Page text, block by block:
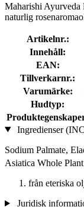
Maharishi Ayurveda
naturlig
Artikelnr.:
Innehåll:
EAN:
Tillverkarnr.:
Varumärke:
Hudtyp:
Ingredienser
Sodium Palmate,
Asiatica Whole
från eteriska
Juridisk